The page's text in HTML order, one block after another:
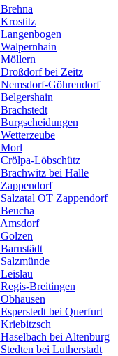
bei Zeitz
Göhrendorf
Löbschütz
bei Halle
OT Zappendorf
Breitingen
bei Querfurt
bei Altenburg
bei Lutherstadt